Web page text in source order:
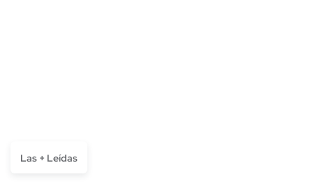
Las + Leídas